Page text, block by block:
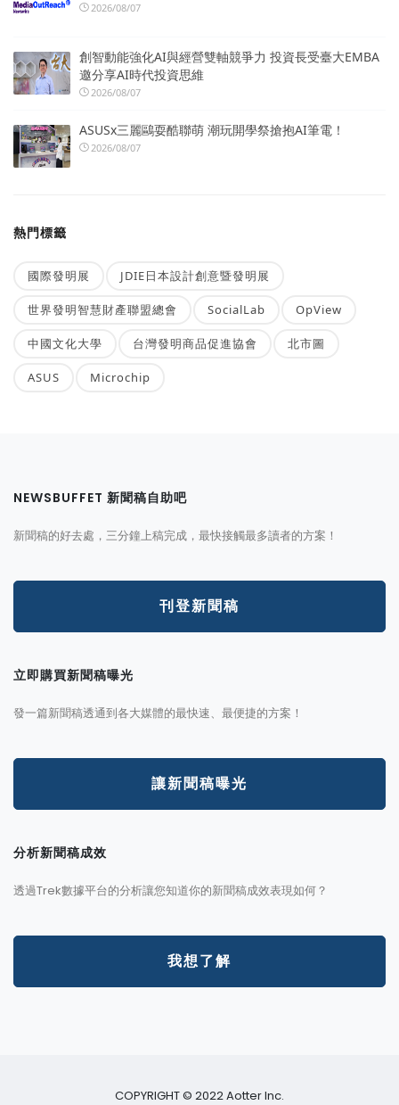
2026/08/07
創智動能強化AI與經營雙軸競爭力 投資長受臺大EMBA
邀分享AI時代投資思維
2026/08/07
ASUSx三麗鷗耍酷聯萌 潮玩開學祭搶抱AI筆電！
2026/08/07
熱門標籤
國際發明展 JDIE日本設計創意暨發明展
世界發明智慧財產聯盟總會 SocialLab OpView
中國文化大學 台灣發明商品促進協會 北市圖
ASUS Microchip
NEWSBUFFET 新聞稿自助吧
新聞稿的好去處，三分鐘上稿完成，最快接觸最多讀者的方案！
刊登新聞稿
立即購買新聞稿曝光
發一篇新聞稿透通到各大媒體的最快速、最便捷的方案！
讓新聞稿曝光
分析新聞稿成效
透過Trek數據平台的分析讓您知道你的新聞稿成效表現如何？
我想了解
COPYRIGHT © 2022 Aotter Inc.